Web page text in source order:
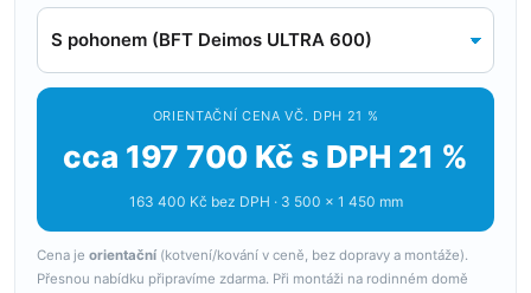
ORIENTAČNÍ CENA VČ. DPH 21 %
cca 197 700 Kč s DPH 21 %
163 400 Kč bez DPH · 3 500 × 1 450 mm
Cena je orientační (kotvení/kování v ceně, bez dopravy a montáže).
Přesnou nabídku připravíme zdarma. Při montáži na rodinném domě